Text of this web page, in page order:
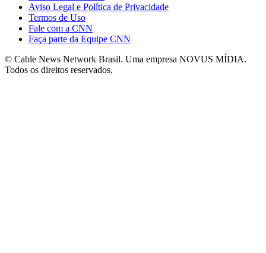
Aviso Legal e Política de Privacidade
Termos de Uso
Fale com a CNN
Faça parte da Equipe CNN
© Cable News Network Brasil. Uma empresa NOVUS MÍDIA.
Todos os direitos reservados.